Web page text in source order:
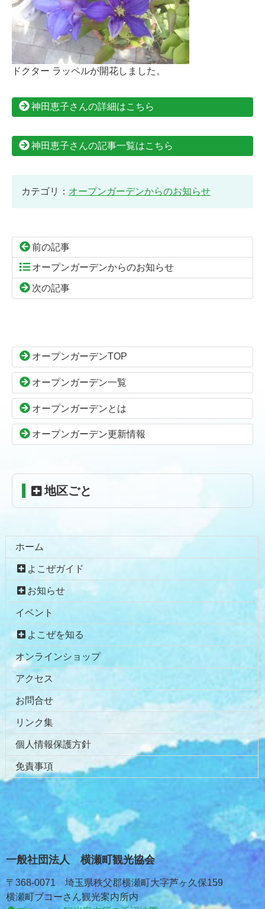
ドクター ラッペルが開花しました。
神田恵子さんの詳細はこちら
神田恵子さんの記事一覧はこちら
カテゴリ： オープンガーデンからのお知らせ
前の記事
オープンガーデンからのお知らせ
次の記事
ン
本
文
先
へ
る
の
頭
へ
る
オープンガーデンTOP
オープンガーデン一覧
オープンガーデンとは
オープンガーデン更新情報
地区ごと
ホーム
よこぜガイド
お知らせ
イベント
よこぜを知る
オンラインショップ
アクセス
お問合せ
リンク集
個人情報保護方針
免責事項
一般社団法人 横瀬町観光協会
〒368-0071 埼玉県秩父郡横瀬町大字芦ヶ久保159
横瀬町ブコーさん観光案内所内